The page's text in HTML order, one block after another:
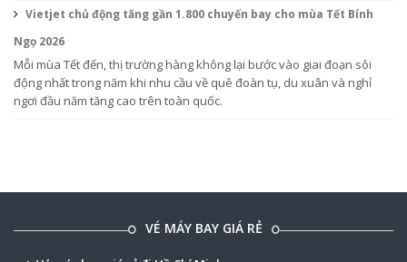
Vietjet chủ động tăng gần 1.800 chuyến bay cho mùa Tết Bính
Ngọ 2026
Mỗi mùa Tết đến, thị trường hàng không lại bước vào giai đoạn sôi
động nhất trong năm khi nhu cầu về quê đoàn tụ, du xuân và nghỉ
ngơi đầu năm tăng cao trên toàn quốc.
VÉ MÁY BAY GIÁ RẺ